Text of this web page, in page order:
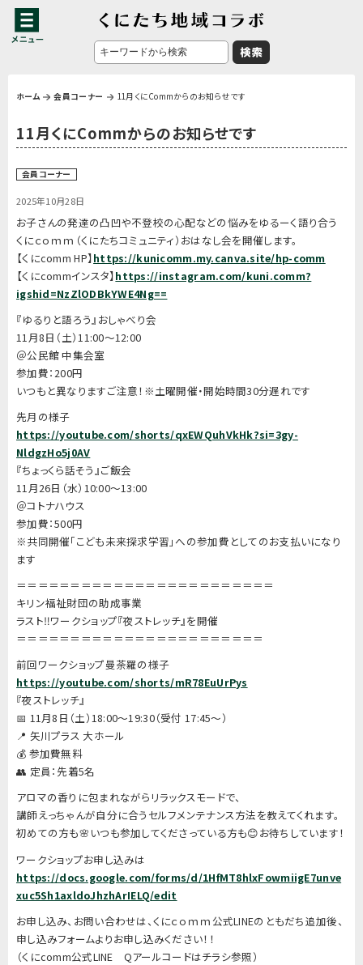
ホーム 会員コーナー 11月くにCommからのお知らせです
11月くにCommからのお知らせです
会員コーナー
2025年10月28日
お子さんの発達の凸凹や不登校の心配などの悩みをゆるーく語り合う
くにｃｏｍｍ（くにたちコミュニティ）おはなし会を開催します。
【くにcomm HP】https://kunicomm.my.canva.site/hp-comm
【くにcommインスタ】https://instagram.com/kuni.comm?
igshid=NzZlODBkYWE4Ng==
『ゆるりと語ろう』おしゃべり会
11月8日（土）11:00〜12:00
＠公民館 中集会室
参加費：200円
いつもと異なりますご注意！※土曜開催・開始時間30分遅れです
先月の様子
https://youtube.com/shorts/qxEWQuhVkHk?si=3gy-
NldgzHo5j0AV
『ちょっくら話そう』ご飯会
11月26日（水）10:00〜13:00
＠コトナハウス
参加費：500円
※共同開催「こども未来探求学習」への参加費としてのお支払いになり
ます
＝＝＝＝＝＝＝＝＝＝＝＝＝＝＝＝＝＝＝＝＝＝＝＝
キリン福祉財団の助成事業
ラスト‼ワークショップ『夜ストレッチ』を開催
＝＝＝＝＝＝＝＝＝＝＝＝＝＝＝＝＝＝＝＝＝＝＝
前回ワークショップ曼荼羅の様子
https://youtube.com/shorts/mR78EuUrPys
『夜ストレッチ』
📅 11月8日（土）18:00〜19:30（受付 17:45〜）
📍 矢川プラス 大ホール
💰 参加費無料
👥 定員：先着5名
アロマの香りに包まれながらリラックスモードで、
講師えっちゃんが自分に合うセルフメンテナンス方法を教えてくれます。
初めての方も🌸いつも参加してくださっている方も😊お待ちしています！
ワークショップお申し込みは
https://docs.google.com/forms/d/1HfMT8hlxFowmiigE7unve
xuc5Sh1axldoJhzhArIELQ/edit
お申し込み、お問い合わせは、くにｃｏｍｍ公式LINEのともだち追加後、
申し込みフォームよりお申し込みください！！
（くにcomm公式LINE Qアールコードはチラシ参照）